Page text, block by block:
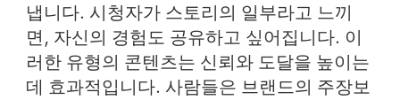
냅니다. 시청자가 스토리의 일부라고 느끼
면, 자신의 경험도 공유하고 싶어집니다. 이
러한 유형의 콘텐츠는 신뢰와 도달을 높이는
데 효과적입니다. 사람들은 브랜드의 주장보